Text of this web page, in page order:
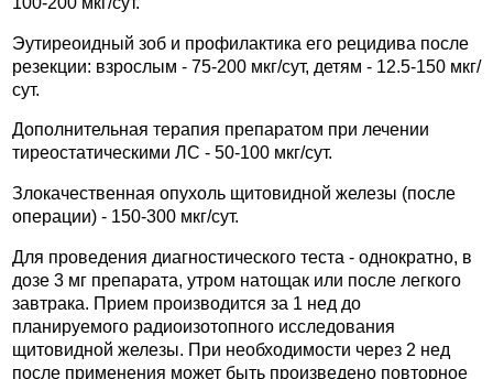
Эутиреоидный зоб и профилактика его рецидива после
резекции: взрослым - 75-200 мкг/сут, детям - 12.5-150 мкг/
сут.
Дополнительная терапия препаратом при лечении
тиреостатическими ЛС - 50-100 мкг/сут.
Злокачественная опухоль щитовидной железы (после
операции) - 150-300 мкг/сут.
Для проведения диагностического теста - однократно, в
дозе 3 мг препарата, утром натощак или после легкого
завтрака. Прием производится за 1 нед до
планируемого радиоизотопного исследования
щитовидной железы. При необходимости через 2 нед
после применения может быть произведено повторное